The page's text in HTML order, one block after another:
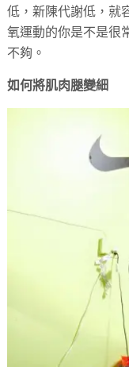
低，新陳代謝低，就
氧運動的你是不是很
不夠。
如何將肌肉腿變細